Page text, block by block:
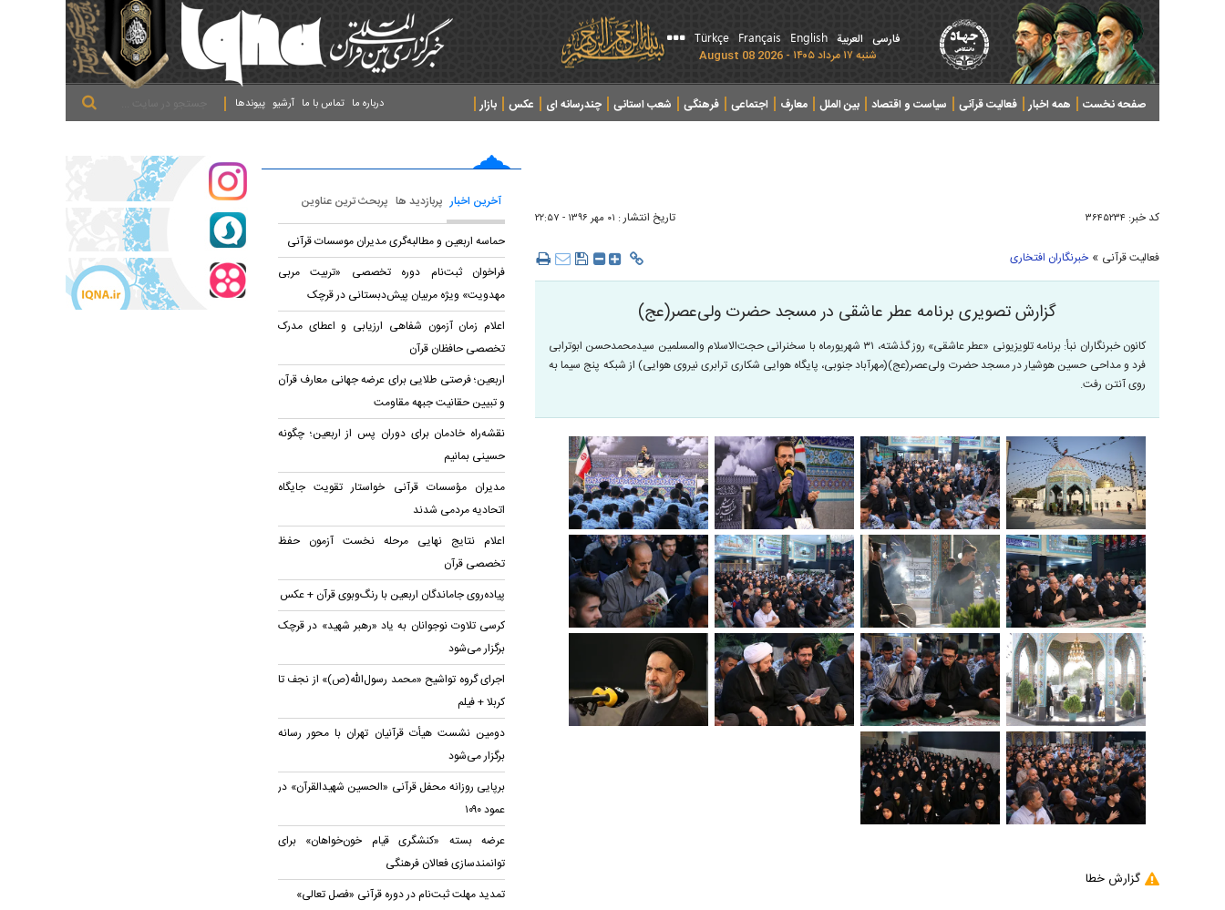
فارسی العربیة English
Français
Türkçe
شنبه ۱۷ مرداد ۱۴۰۵ - 2026 August 08
صفحه نخست همه اخبار فعالیت قرآنی سیاست و اقتصاد بین الملل معارف اجتماعی فرهنگی شعب استانی چندرسانه ای عکس
بازار
پیوندها آرشیو تماس با ما درباره ما
کد خبر: ۳۶۴۵۲۳۴ تاریخ انتشار : ۰۱ مهر ۱۳۹۶ - ۲۲:۵۷
فعالیت قرآنی » خبرنگاران افتخاری
گزارش تصویری برنامه عطر عاشقی در مسجد حضرت ولی‌عصر(عج)
کانون خبرنگاران نبأ: برنامه تلویزیونی «عطر عاشقی» روز گذشته، ۳۱ شهریورماه با سخنرانی حجت‌الاسلام والمسلمین سیدمحمدحسن ابوترابی
فرد و مداحی حسین هوشیار در مسجد حضرت ولی‌عصر(عج)(مهرآباد جنوبی، پایگاه هوایی شکاری ترابری نیروی هوایی) از شبکه پنج سیما به
روی آنتن رفت.
گزارش خطا
آخرین اخبار پربازدید ها پربحث ترین عناوین
حماسه اربعین و مطالبه‌گری مدیران موسسات قرآنی
فراخوان ثبت‌نام دوره تخصصی «تربیت مربی
مهدویت» ویژه مربیان پیش‌دبستانی در قرچک
اعلام زمان آزمون شفاهی ارزیابی و اعطای مدرک
تخصصی حافظان قرآن
اربعین؛ فرصتی طلایی برای عرضه جهانی معارف قرآن
و تبیین حقانیت جبهه مقاومت
نقشه‌راه خادمان برای دوران پس از اربعین؛ چگونه
حسینی بمانیم
مدیران مؤسسات قرآنی خواستار تقویت جایگاه
اتحادیه‌ مردمی شدند
اعلام نتایج نهایی مرحله نخست آزمون حفظ
تخصصی قرآن
پیاده‌روی جاماندگان اربعین با رنگ‌وبوی قرآن + عکس
کرسی تلاوت نوجوانان به یاد «رهبر شهید» در قرچک
برگزار می‌شود
اجرای گروه تواشیح «محمد رسول‌الله(ص)» از نجف تا
کربلا + فیلم
دومین نشست هیأت قرآنیان تهران با محور رسانه
برگزار می‌شود
برپایی روزانه محفل قرآنی «الحسین شهیدالقرآن» در
عمود ۱۰۹۰
عرضه بسته «کنشگری قیام خون‌خواهان» برای
توانمندسازی فعالان فرهنگی
تمدید مهلت ثبت‌نام در دوره قرآنی «فصل تعالی»